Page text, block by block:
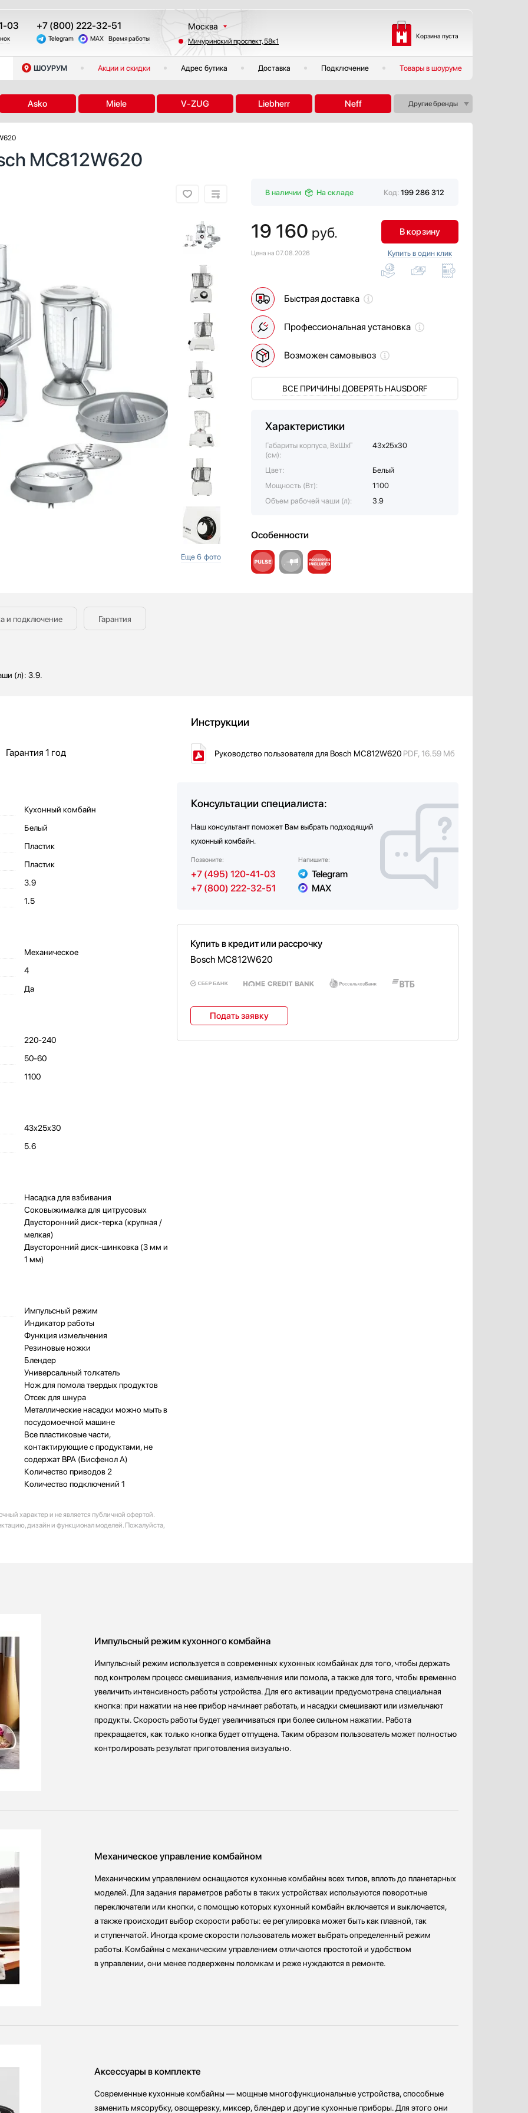
03 +7 (800) 222-32-51
Telegram MAX Время работы
Москва
Санкт-Петербург
Казань
Екатеринбург
Мичуринский проспект, 58к1
Корзина пуста
ШОУРУМ Акции и скидки Адрес бутика Доставка Подключение Товары в шоуруме
Asko Miele V-ZUG Liebherr Neff Другие бренды
MC812W620
Еще 6 фото
В наличии На складе Код: 199 286 312
19 160 руб. В корзину
Цена на 07.08.2026 Купить в один клик
Быстрая доставка
Профессиональная установка
Возможен самовывоз
ВСЕ ПРИЧИНЫ ДОВЕРЯТЬ HAUSDORF
Характеристики
Габариты корпуса, ВxШxГ
(см):
43х25х30
Цвет:
Белый
Мощность (Вт):
1100
Объем рабочей чаши (л):
3.9
Особенности
и подключение Гарантия
(л): 3.9.
Гарантия 1 год
Кухонный комбайн
Белый
Пластик
Пластик
3.9
1.5
Механическое
4
Да
220-240
50-60
1100
43х25х30
5.6
Насадка для взбивания
Соковыжималка для цитрусовых
Двусторонний диск-терка (крупная /
мелкая)
Двусторонний диск-шинковка (3 мм и
1 мм)
Импульсный режим
Индикатор работы
Функция измельчения
Резиновые ножки
Блендер
Универсальный толкатель
Нож для помола твердых продуктов
Отсек для шнура
Металлические насадки можно мыть в
посудомоечной машине
Все пластиковые части,
контактирующие с продуктами, не
содержат BPA (Бисфенол А)
Количество приводов 2
Количество подключений 1
характер и не является публичной офертой.
дизайн и функционал моделей. Пожалуйста,
Инструкции
Руководство пользователя для Bosch MC812W620 PDF, 16.59 Мб
Консультации специалиста:
Наш консультант поможет Вам выбрать подходящий
кухонный комбайн.
Позвоните:
+7 (495) 120-41-03
+7 (800) 222-32-51
Напишите:
Telegram
MAX
Купить в кредит или рассрочку
Bosch MC812W620
Подать заявку
Импульсный режим кухонного комбайна
Импульсный режим используется в современных кухонных комбайнах для того, чтобы держать
под контролем процесс смешивания, измельчения или помола, а также для того, чтобы временно
увеличить интенсивность работы устройства. Для его активации предусмотрена специальная
кнопка: при нажатии на нее прибор начинает работать, и насадки смешивают или измельчают
продукты. Скорость работы будет увеличиваться при более сильном нажатии. Работа
прекращается, как только кнопка будет отпущена. Таким образом пользователь может полностью
контролировать результат приготовления визуально.
Механическое управление комбайном
Механическим управлением оснащаются кухонные комбайны всех типов, вплоть до планетарных
моделей. Для задания параметров работы в таких устройствах используются поворотные
переключатели или кнопки, с помощью которых кухонный комбайн включается и выключается,
а также происходит выбор скорости работы: ее регулировка может быть как плавной, так
и ступенчатой. Иногда кроме скорости пользователь может выбрать определенный режим
работы. Комбайны с механическим управлением отличаются простотой и удобством
в управлении, они менее подвержены поломкам и реже нуждаются в ремонте.
Аксессуары в комплекте
Современные кухонные комбайны — мощные многофункциональные устройства, способные
заменить мясорубку, овощерезку, миксер, блендер и другие кухонные приборы. Для этого они